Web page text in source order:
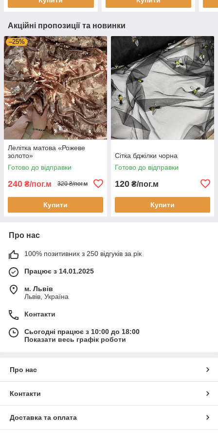
Акційні пропозиції та новинки
–25%
Лелітка матова «Рожеве
золото»
Готово до відправки
240 ₴/пог.м 320 ₴/пог.м
Купити
Сітка бджілки чорна
Готово до відправки
120 ₴/пог.м
Купити
Про нас
100% позитивних з 250 відгуків за рік
Працює з 14.01.2025
м. Львів
Львів, Україна
Контакти
Сьогодні працює з 10:00 до 18:00
Показати весь графік роботи
Про нас
Контакти
Доставка та оплата